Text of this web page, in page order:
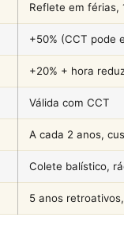
Reflete em férias,
+50% (CCT pode
+20% + hora
Válida com CCT
A cada 2 anos,
Colete balístico,
5 anos